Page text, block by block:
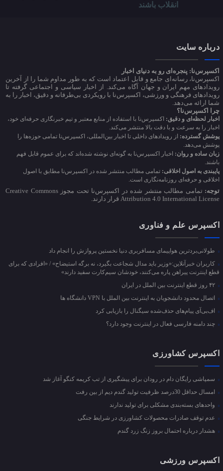
انقلاب باشند
درباره سایت
اکسپرس‌نا: پنجره‌ای رو به دنیای اخبار
اکسپرس‌نا، رسانه‌ای جامع و قابل اعتماد است که به طور مداوم شما را از آخرین
رویدادهای مهم ایران و جهان آگاه می‌کند. از اخبار سیاسی و اجتماعی گرفته تا
رویدادهای فرهنگی و ورزشی، اکسپرس‌نا با رویکردی بی‌طرفانه و دقیق، اخبار را به
شما ارائه می‌دهد.
چرا اکسپرس‌نا؟
اخبار لحظه‌ای و دقیق: اکسپرس‌نا با استفاده از منابع معتبر و تیم خبرنگاری حرفه‌ای خود،
اخبار را به سرعت و با دقت بالا منتشر می‌کند.
پوشش گسترده: از رویدادهای داخلی تا اخبار بین‌المللی، اکسپرس‌نا تمامی حوزه‌ها را
پوشش می‌دهد.
زبان ساده و روان: اخبار اکسپرس‌نا به گونه‌ای نوشته شده‌اند که برای عموم قابل فهم
باشند.
پایبندی به اصول اخلاقی: تمامی مطالب منتشر شده در اکسپرس‌نا مطابق با اصول
اخلاقی و حرفه‌ای روزنامه‌نگاری است.
توجه:
تمامی مطالب منتشر شده در اکسپرس‌نا تحت مجوز Creative Commons
Attribution 4.0 International License قرار دارند.
اکسپرس علم و فناوری
طولانی‌بردترین هواپیمای مسافربری دنیا نخستین پروازش را انجام داد
کاربران خبرآنلاین:«وزیر باید مدال شجاعت بگیرد، نه برگه استیضاح» / «افرادی که برای
قطع اینترنت پیراهن پاره می‌کنند، خودشان سیم‌کارت سفید دارند»
اتصال محدود دانشجویان به اینترنت بین الملل با VPN دانشگاه ها
اف‌بی‌آی پیام‌های حذف‌شده سیگنال را بازیابی کرد
چند دامنه فارسی فعال در اینترنت وجود دارد؟
اکسپرس کشاورزی
سمپاشی رایگان دام در رودان برای پیشگیری از تب کریمه کنگو آغاز شد
امسال حداقل 30درصد ظرفیت تولید گندم دیم از بین رفت
واحد‌های بسته‌بندی مشکلی برای تولید ندارند
عدم توقف صادرات محصولات کشاورزی در شرایط جنگی
هشدار درباره احتمال بروز زنگ زرد گندم
اکسپرس ورزشی